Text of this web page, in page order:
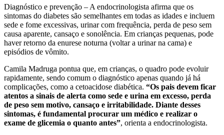
Diagnóstico e prevenção – A endocrinologista afirma que os
sintomas do diabetes são semelhantes em todas as idades e incluem
sede e fome excessivas, urinar com frequência, perda de peso sem
causa aparente, cansaço e sonolência. Em crianças pequenas, pode
haver retorno da enurese noturna (voltar a urinar na cama) e
episódios de vômito.
Camila Madruga pontua que, em crianças, o quadro pode evoluir
rapidamente, sendo comum o diagnóstico apenas quando já há
complicações, como a cetoacidose diabética. “Os pais devem ficar
atentos a sinais de alerta como sede e urina em excesso, perda
de peso sem motivo, cansaço e irritabilidade. Diante desses
sintomas, é fundamental procurar um médico e realizar o
exame de glicemia o quanto antes”, orienta a endocrinologista.